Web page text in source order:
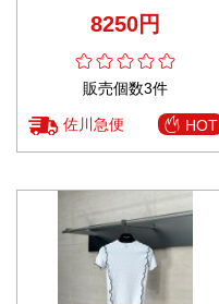
100％綿 ホワイト
8250円
販売個数3件
佐川急便 HOT